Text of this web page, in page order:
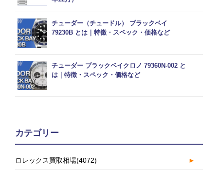
チューダー（チュードル） ブラックベイ
79230B とは｜特徴・スペック・価格など
チューダー ブラックベイクロノ 79360N-002 と
は｜特徴・スペック・価格など
カテゴリー
ロレックス買取相場(4072) ►